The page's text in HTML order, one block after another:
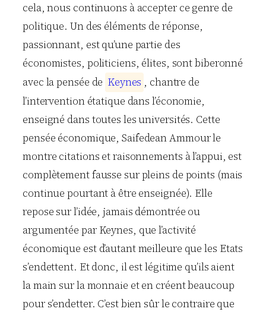
cela, nous continuons à accepter ce genre de
politique. Un des éléments de réponse,
passionnant, est qu’une partie des
économistes, politiciens, élites, sont biberonné
avec la pensée de Keynes , chantre de
l’intervention étatique dans l’économie,
enseigné dans toutes les universités. Cette
pensée économique, Saifedean Ammour le
montre citations et raisonnements à l’appui, est
complètement fausse sur pleins de points (mais
continue pourtant à être enseignée). Elle
repose sur l’idée, jamais démontrée ou
argumentée par Keynes, que l’activité
économique est d’autant meilleure que les Etats
s’endettent. Et donc, il est légitime qu’ils aient
la main sur la monnaie et en créent beaucoup
pour s’endetter. C’est bien sûr le contraire que